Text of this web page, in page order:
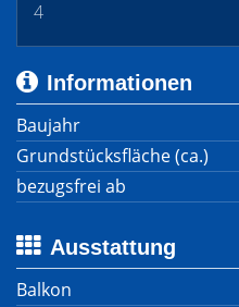
4
Informationen
Baujahr
Grundstücksfläche (ca.)
bezugsfrei ab
Ausstattung
Balkon